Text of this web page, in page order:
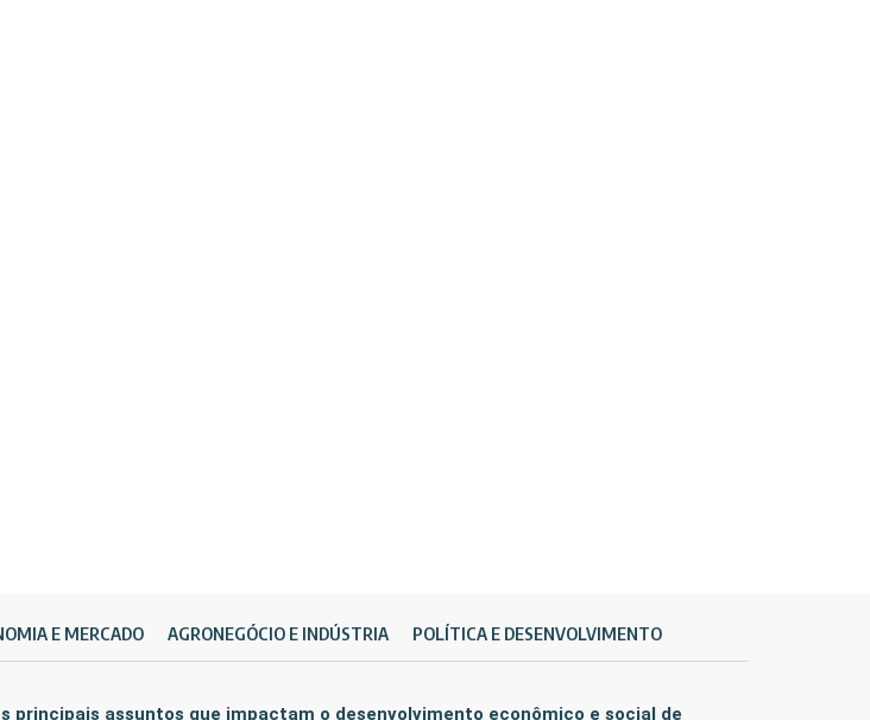
E MERCADO AGRONEGÓCIO E INDÚSTRIA POLÍTICA E DESENVOLVIMENTO
principais assuntos que impactam o desenvolvimento econômico e social de